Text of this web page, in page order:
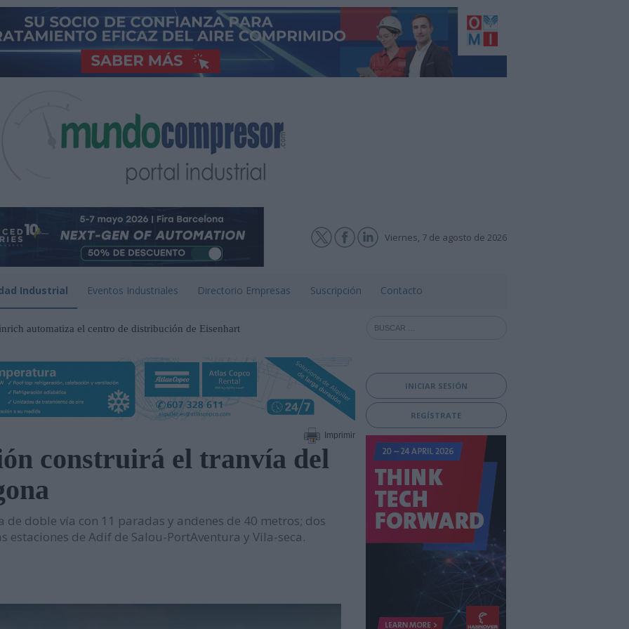
Viernes, 7 de agosto de 2026
Industrial Eventos Industriales Directorio Empresas Suscripción Contacto
automatiza el centro de distribución de Eisenhart
Frimley Park en Inglaterra
un entorno estratégico para impulsar inversiones y
en EP Equipment
en el Metro de Santiago de Chile
al servicio del mantenimiento industrial
serie de tablets industriales Tab-IND
Imprimir
construirá el tranvía del
de doble vía con 11 paradas y andenes de 40 metros; dos
estaciones de Adif de Salou-PortAventura y Vila-seca.
INICIAR SESIÓN
REGÍSTRATE